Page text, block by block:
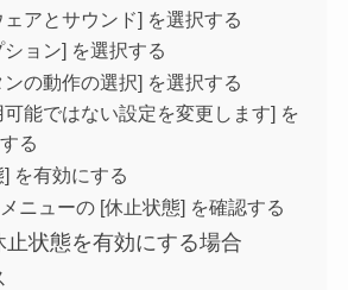
ェアとサウンド] を選択する
ョン] を選択する
ンの動作の選択] を選択する
可能ではない設定を変更します] を
る
を有効にする
ニューの [休止状態] を確認する
止状態を有効にする場合